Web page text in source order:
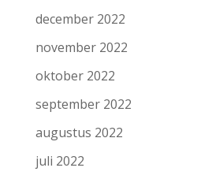
december 2022
november 2022
oktober 2022
september 2022
augustus 2022
juli 2022